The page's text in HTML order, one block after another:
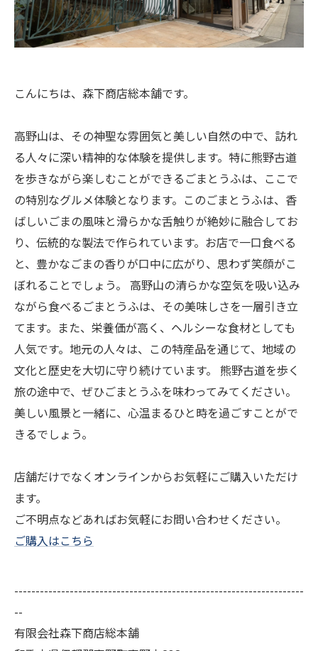
こんにちは、森下商店総本舗です。
高野山は、その神聖な雰囲気と美しい自然の中で、訪れ
る人々に深い精神的な体験を提供します。特に熊野古道
を歩きながら楽しむことができるごまとうふは、ここで
の特別なグルメ体験となります。このごまとうふは、香
ばしいごまの風味と滑らかな舌触りが絶妙に融合してお
り、伝統的な製法で作られています。お店で一口食べる
と、豊かなごまの香りが口中に広がり、思わず笑顔がこ
ぼれることでしょう。 高野山の清らかな空気を吸い込み
ながら食べるごまとうふは、その美味しさを一層引き立
てます。また、栄養価が高く、ヘルシーな食材としても
人気です。地元の人々は、この特産品を通じて、地域の
文化と歴史を大切に守り続けています。 熊野古道を歩く
旅の途中で、ぜひごまとうふを味わってみてください。
美しい風景と一緒に、心温まるひと時を過ごすことがで
きるでしょう。
店舗だけでなくオンラインからお気軽にご購入いただけ
ます。
ご不明点などあればお気軽にお問い合わせください。
ご購入はこちら
--------------------------------------------------------------------
--
有限会社森下商店総本舗